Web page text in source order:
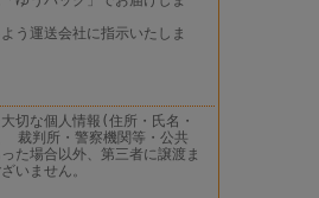
う運送会社に指示いたしま
切な個人情報(住所・氏名・
裁判所・警察機関等・公共
た場合以外、第三者に譲渡ま
いません。